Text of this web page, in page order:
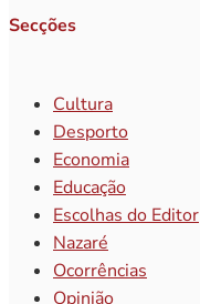
Secções
Cultura
Desporto
Economia
Educação
Escolhas do Editor
Nazaré
Ocorrências
Opinião